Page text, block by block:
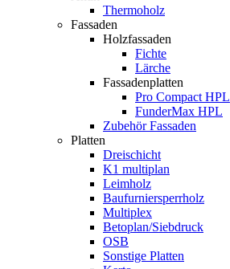
Thermoholz
Fassaden
Holzfassaden
Fichte
Lärche
Fassadenplatten
Pro Compact HPL
FunderMax HPL
Zubehör Fassaden
Platten
Dreischicht
K1 multiplan
Leimholz
Baufurniersperrholz
Multiplex
Betoplan/Siebdruck
OSB
Sonstige Platten